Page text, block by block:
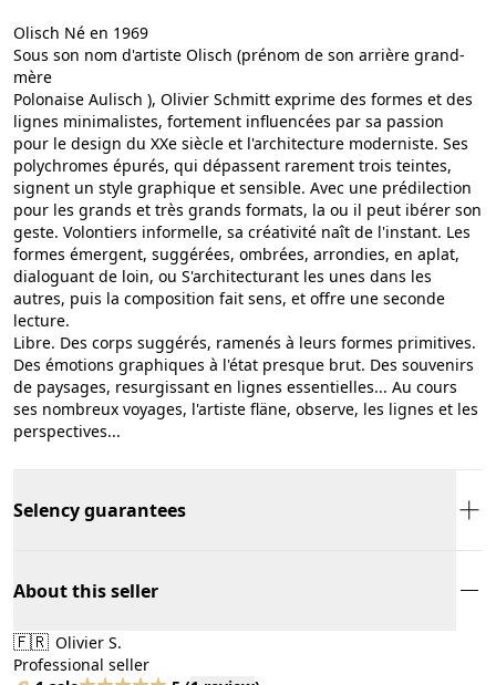
Olisch Né en 1969
Sous son nom d'artiste Olisch (prénom de son arrière grand-
mère
Polonaise Aulisch ), Olivier Schmitt exprime des formes et des
lignes minimalistes, fortement influencées par sa passion
pour le design du XXe siècle et l'architecture moderniste. Ses
polychromes épurés, qui dépassent rarement trois teintes,
signent un style graphique et sensible. Avec une prédilection
pour les grands et très grands formats, la ou il peut ibérer son
geste. Volontiers informelle, sa créativité naît de l'instant. Les
formes émergent, suggérées, ombrées, arrondies, en aplat,
dialoguant de loin, ou S'architecturant les unes dans les
autres, puis la composition fait sens, et offre une seconde
lecture.
Libre. Des corps suggérés, ramenés à leurs formes primitives.
Des émotions graphiques à l'état presque brut. Des souvenirs
de paysages, resurgissant en lignes essentielles... Au cours
ses nombreux voyages, l'artiste fläne, observe, les lignes et les
perspectives...
Selency guarantees
About this seller
🇫🇷 Olivier S.
Professional seller